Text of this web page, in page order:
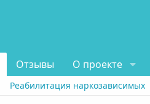
Отзывы О проекте
Реабилитация наркозависимых